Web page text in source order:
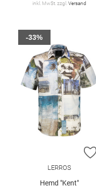
inkl. MwSt. zzgl. Versand
LERROS
Hemd "Kent"
-33%